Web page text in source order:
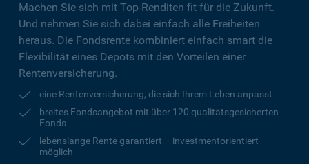
Machen Sie sich mit Top-Renditen fit für die Zukunft.
Und nehmen Sie sich dabei einfach alle Freiheiten
heraus. Die Fondsrente kombiniert einfach smart die
Flexibilität eines Depots mit den Vorteilen einer
Rentenversicherung.
eine Rentenversicherung, die sich Ihrem Leben anpasst
breites Fondsangebot mit über 120 qualitätsgesicherten
Fonds
lebenslange Rente garantiert – investmentorientiert
möglich